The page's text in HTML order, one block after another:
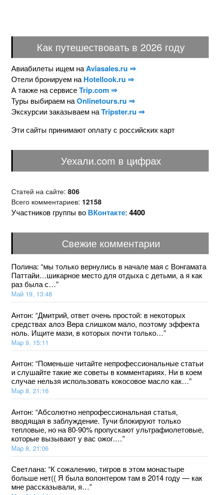
Как путешествовать в 2026 году
Авиабилеты ищем наAviasales.ru ⇒
Отели бронируем на Hotellook.ru ⇒
А также на сервисеTrip.com ⇒
Туры выбираем наOnlinetours.ru ⇒
Экскурсии заказываем наTripster.ru ⇒
Эти сайты принимают оплату с российских карт
Уехали.com в цифрах
Статей на сайте: 806
Всего комментариев: 12158
Участников группы во ВКонтакте: 4400
Свежие комментарии
Полина: “мы только вернулись в начале мая с Вонгамата
Паттайи…шикарное место для отдыха с детьми, а я как
раз была с…”
Май 19, 13:48
Антон: “Дмитрий, ответ очень простой: в некоторых
средствах aлoэ Bepa слишком мало, поэтому эффекта
ноль. Ищите мази, в которых почти только…”
Мар 9, 15:11
Антон: “Поменьше читайте непрофессиональные статьи
и слушайте такие же советы в комментариях. Ни в коем
случае нельзя использовать кокосовое масло как…”
Мар 8, 21:16
Антон: “Абсолютно непрофессиональная статья,
вводящая в заблуждение. Тучи блокируют только
тепловые, но на 80-90% пропускают ультрафиолетовые,
которые вызывают у вас ожог.…”
Мар 8, 21:06
Светлана: “К сожалению, тигров в этом монастыре
больше нет(( Я была волонтером там в 2014 году — как
мне рассказывали, я…”